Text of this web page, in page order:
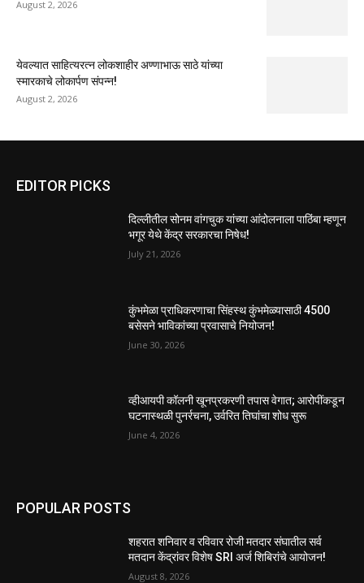
August 2, 2026
येवल्यात साहित्यरत्न लोकशाहीर अण्णाभाऊ साठे यांच्या
स्मारकाचे लोकार्पण संपन्न!
August 2, 2026
EDITOR PICKS
दिल्लीतील सोनम वांगचुक यांच्या आंदोलनाला पाठिंबा म्हणून
भगूर येथे केंद्र सरकारचा निषेध!
July 21, 2026
कुंभमेळा प्राधिकरणाचा सिंहस्थ कुंभमेळ्यासाठी 4500
बसेसने भाविकांच्या प्रवासाचे नियोजन!
June 30, 2026
व्हीआयपी कॉलनी खूनप्रकरणी तपास वेगात; आरोपींकडून
घटनास्थळी पुनर्रचना, उर्वरित तिघांचा शोध सुरू
June 4, 2026
POPULAR POSTS
शहरात शनिवार व रविवार रोजी मतदार संघातील सर्व
मतदान केंद्रांवर विशेष SRI अर्ज शिबिरांचे आयोजन!
August 8, 2026